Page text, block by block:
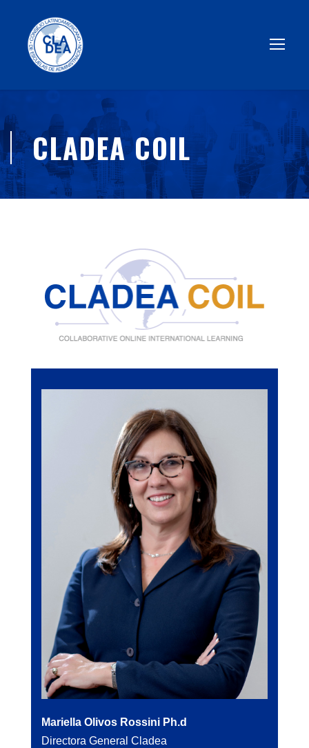
CLADEA COIL
Mariella Olivos Rossini Ph.d
Directora General Cladea